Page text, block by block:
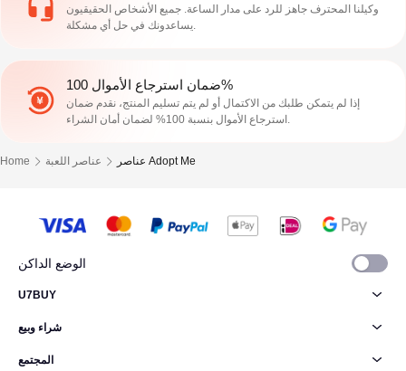
وكيلنا المحترف جاهز للرد على مدار الساعة. جميع الأشخاص الحقيقيون
يساعدونك في حل أي مشكلة.
ضمان استرجاع الأموال 100%
إذا لم يتمكن طلبك من الاكتمال أو لم يتم تسليم المنتج، نقدم ضمان
استرجاع الأموال بنسبة 100% لضمان أمان الشراء.
Home عناصر اللعبة عناصر Adopt Me
الوضع الداكن
U7BUY
شراء وبيع
المجتمع